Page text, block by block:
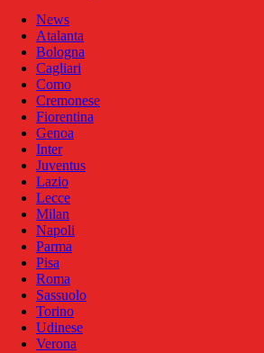
News
Atalanta
Bologna
Cagliari
Como
Cremonese
Fiorentina
Genoa
Inter
Juventus
Lazio
Lecce
Milan
Napoli
Parma
Pisa
Roma
Sassuolo
Torino
Udinese
Verona